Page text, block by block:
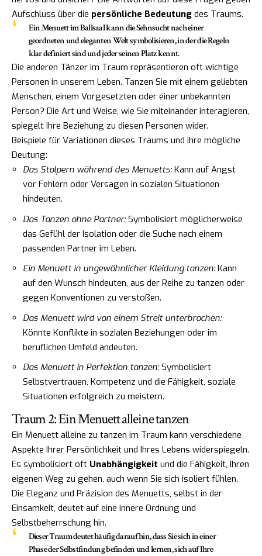
Aufschluss über die persönliche Bedeutung des Traums.
Ein Menuett im Ballsaal kann die Sehnsucht nach einer
geordneten und eleganten Welt symbolisieren, in der die Regeln
klar definiert sind und jeder seinen Platz kennt.
Die anderen Tänzer im Traum repräsentieren oft wichtige
Personen in unserem Leben. Tanzen Sie mit einem geliebten
Menschen, einem Vorgesetzten oder einer unbekannten
Person? Die Art und Weise, wie Sie miteinander interagieren,
spiegelt Ihre Beziehung zu diesen Personen wider.
Beispiele für Variationen dieses Traums und ihre mögliche
Deutung:
Das Stolpern während des Menuetts:Kann auf Angst
vor Fehlern oder Versagen in sozialen Situationen
hindeuten.
Das Tanzen ohne Partner:Symbolisiert möglicherweise
das Gefühl der Isolation oder die Suche nach einem
passenden Partner im Leben.
Ein Menuett in ungewöhnlicher Kleidung tanzen:Kann
auf den Wunsch hindeuten, aus der Reihe zu tanzen oder
gegen Konventionen zu verstoßen.
Das Menuett wird von einem Streit unterbrochen:
Könnte Konflikte in sozialen Beziehungen oder im
beruflichen Umfeld andeuten.
Das Menuett in Perfektion tanzen:Symbolisiert
Selbstvertrauen, Kompetenz und die Fähigkeit, soziale
Situationen erfolgreich zu meistern.
Traum 2: Ein Menuett alleine tanzen
Ein Menuett alleine zu tanzen im Traum kann verschiedene
Aspekte Ihrer Persönlichkeit und Ihres Lebens widerspiegeln.
Es symbolisiert oft Unabhängigkeit und die Fähigkeit, Ihren
eigenen Weg zu gehen, auch wenn Sie sich isoliert fühlen.
Die Eleganz und Präzision des Menuetts, selbst in der
Einsamkeit, deutet auf eine innere Ordnung und
Selbstbeherrschung hin.
Dieser Traum deutet häufig darauf hin, dass Sie sich in einer
Phase der Selbstfindung befinden und lernen, sich auf Ihre